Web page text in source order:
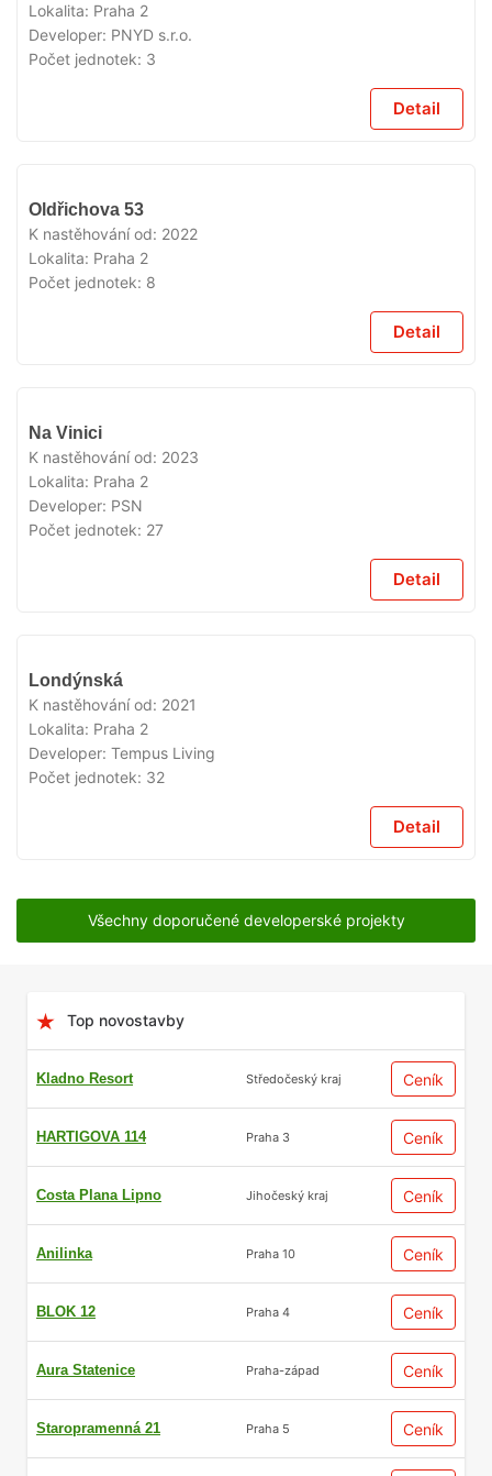
Lokalita: Praha 2
Developer: PNYD s.r.o.
Počet jednotek: 3
Detail
Oldřichova 53
K nastěhování od: 2022
Lokalita: Praha 2
Počet jednotek: 8
Detail
Na Vinici
K nastěhování od: 2023
Lokalita: Praha 2
Developer: PSN
Počet jednotek: 27
Detail
Londýnská
K nastěhování od: 2021
Lokalita: Praha 2
Developer: Tempus Living
Počet jednotek: 32
Detail
Všechny doporučené developerské projekty
Top novostavby
Kladno Resort Středočeský kraj Ceník
HARTIGOVA 114 Praha 3 Ceník
Costa Plana Lipno Jihočeský kraj Ceník
Anilinka Praha 10 Ceník
BLOK 12 Praha 4 Ceník
Aura Statenice Praha-západ Ceník
Staropramenná 21 Praha 5 Ceník